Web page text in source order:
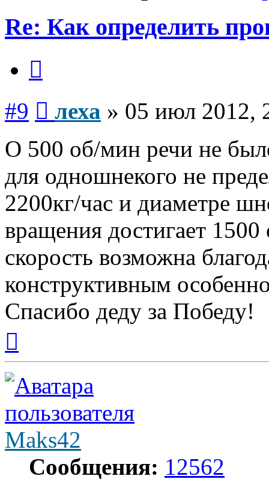
Re: Как определить
#9 леха » 05 июл 2012,
О 500 об/мин речи не
для одношнекого не
2200кг/час и диаметре
вращения достигает
скорость возможна
конструктивным
Спасибо деду за Победу!
началу
Maks42
Сообщения: 12562